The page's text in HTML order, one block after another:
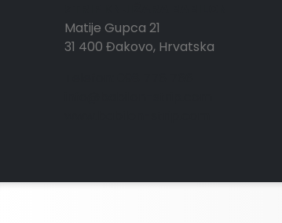
Matije Gupca 21
31 400 Đakovo, Hrvatska